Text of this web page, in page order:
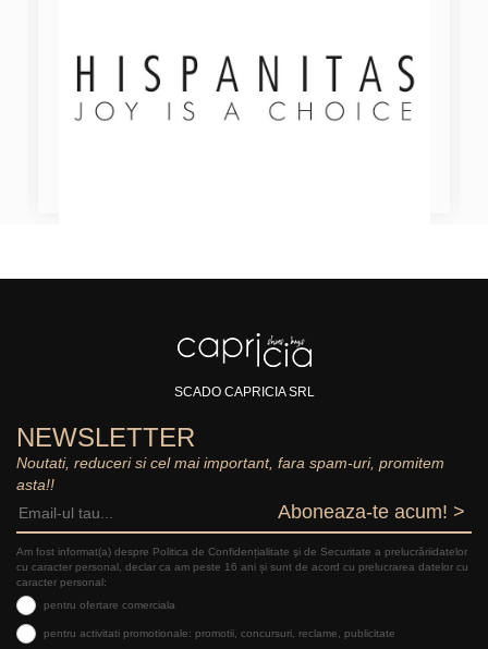
SCADO CAPRICIA SRL
NEWSLETTER
Noutati, reduceri si cel mai important, fara spam-uri, promitem
asta!!
Aboneaza-te acum! >
Am fost informat(a) despre Politica de Confidențialitate şi de Securitate a prelucrăriidatelor
cu caracter personal, declar ca am peste 16 ani și sunt de acord cu prelucrarea datelor cu
caracter personal:
pentru ofertare comerciala
pentru activitati promotionale: promotii, concursuri, reclame, publicitate